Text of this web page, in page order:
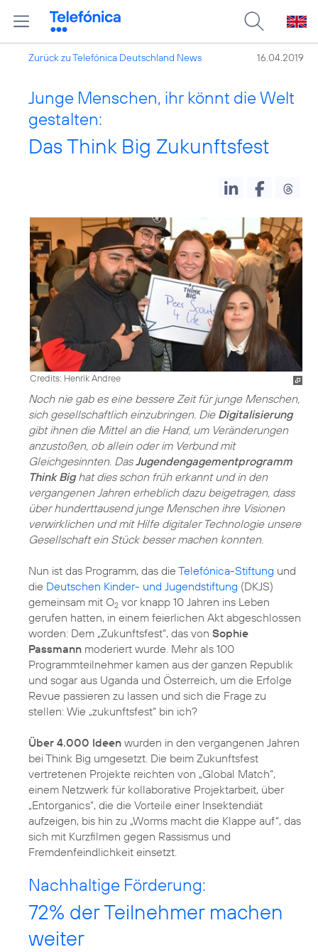
Zurück zu Telefónica Deutschland News 16.04.2019
Junge Menschen, ihr könnt die Welt
gestalten:
Das Think Big Zukunftsfest
Credits: Henrik Andree
Noch nie gab es eine bessere Zeit für junge Menschen,
sich gesellschaftlich einzubringen. Die Digitalisierung
gibt ihnen die Mittel an die Hand, um Veränderungen
anzustoßen, ob allein oder im Verbund mit
Gleichgesinnten. DasJugendengagementprogramm
Think Bighat dies schon früh erkannt und in den
vergangenen Jahren erheblich dazu beigetragen, dass
über hunderttausend junge Menschen ihre Visionen
verwirklichen und mit Hilfe digitaler Technologie unsere
Gesellschaft ein Stück besser machen konnten.
Nun ist das Programm, das die Telefónica-Stiftung und
die Deutschen Kinder- und Jugendstiftung (DKJS)
gemeinsam mit O2 vor knapp 10 Jahren ins Leben
gerufen hatten, in einem feierlichen Akt abgeschlossen
worden: Dem „Zukunftsfest“, das von Sophie
Passmann moderiert wurde. Mehr als 100
Programmteilnehmer kamen aus der ganzen Republik
und sogar aus Uganda und Österreich, um die Erfolge
Revue passieren zu lassen und sich die Frage zu
stellen: Wie „zukunftsfest“ bin ich?
Über 4.000 Ideen wurden in den vergangenen Jahren
bei Think Big umgesetzt. Die beim Zukunftsfest
vertretenen Projekte reichten von „Global Match“,
einem Netzwerk für kollaborative Projektarbeit, über
„Entorganics“, die die Vorteile einer Insektendiät
aufzeigen, bis hin zu „Worms macht die Klappe auf“, das
sich mit Kurzfilmen gegen Rassismus und
Fremdenfeindlichkeit einsetzt.
Nachhaltige Förderung:
72% der Teilnehmer machen
weiter